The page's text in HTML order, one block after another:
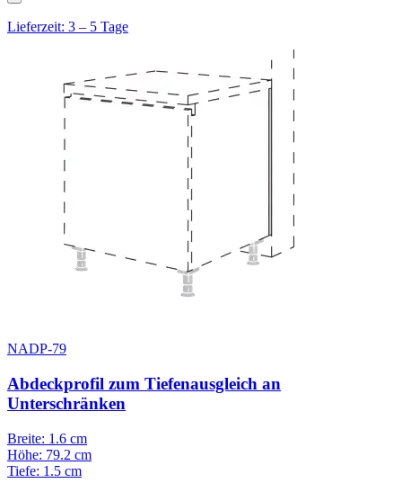
Lieferzeit: 3 – 5 Tage
NADP-79
Abdeckprofil zum Tiefenausgleich an
Unterschränken
Breite: 1.6 cm
Höhe: 79.2 cm
Tiefe: 1.5 cm